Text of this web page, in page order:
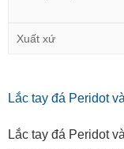
Xuất xứ
Lắc tay đá Peridot
Lắc tay đá Peridot